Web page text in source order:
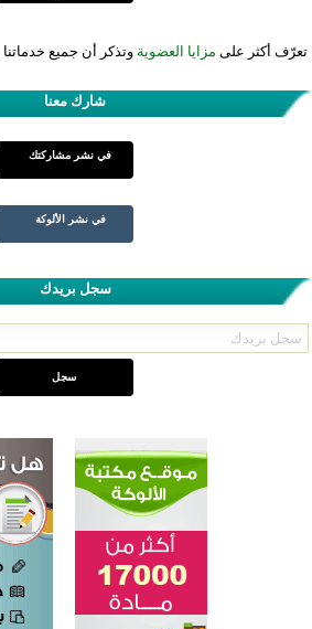
تعرّف أكثر على مزايا العضوية وتذكر أن جميع خدماتنا
شارك معنا
في نشر مشاركتك
في نشر الألوكة
سجل بريدك